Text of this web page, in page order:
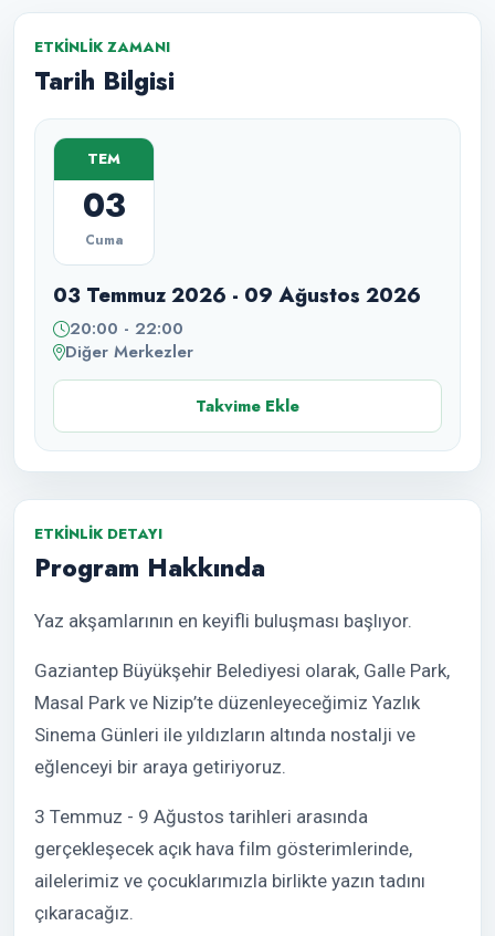
ETKINLIK ZAMANI
Tarih Bilgisi
TEM
03
Cuma
03 Temmuz 2026 - 09 Ağustos 2026
20:00 - 22:00
Diğer Merkezler
Takvime Ekle
ETKINLIK DETAYI
Program Hakkında
Yaz akşamlarının en keyifli buluşması başlıyor.
Gaziantep Büyükşehir Belediyesi olarak, Galle Park,
Masal Park ve Nizip’te düzenleyeceğimiz Yazlık
Sinema Günleri ile yıldızların altında nostalji ve
eğlenceyi bir araya getiriyoruz.
3 Temmuz - 9 Ağustos tarihleri arasında
gerçekleşecek açık hava film gösterimlerinde,
ailelerimiz ve çocuklarımızla birlikte yazın tadını
çıkaracağız.